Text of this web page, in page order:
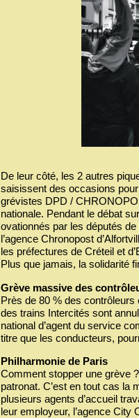
De leur côté, les 2 autres
saisissent des occasions
grévistes DPD /
nationale. Pendant le débat
ovationnés par les députés
l’agence Chronopost
les préfectures de Créteil et
Plus que jamais, la solidarité
Grève massive des
Près de 80 % des
des trains Intercités sont
national d’agent du service
titre que les conducteurs,
Philharmonie de Paris
Comment stopper une grève
patronat. C’est en tout cas la
plusieurs agents d’accueil
leur employeur, l’agence